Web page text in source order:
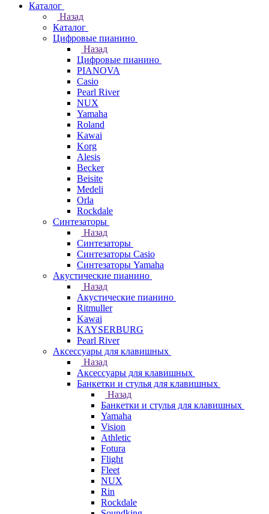
Каталог
Назад
Каталог
Цифровые пианино
Назад
Цифровые пианино
PIANOVA
Casio
Pearl River
NUX
Yamaha
Roland
Kawai
Korg
Alesis
Becker
Beisite
Medeli
Orla
Rockdale
Синтезаторы
Назад
Синтезаторы
Синтезаторы Casio
Синтезаторы Yamaha
Акустические пианино
Назад
Акустические пианино
Ritmuller
Kawai
KAYSERBURG
Pearl River
Аксессуары для клавишных
Назад
Аксессуары для клавишных
Банкетки и стулья для клавишных
Назад
Банкетки и стулья для клавишных
Yamaha
Vision
Athletic
Fotura
Flight
Fleet
NUX
Rin
Rockdale